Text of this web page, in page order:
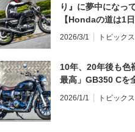
り』に夢中になっ
【Hondaの道は1
インプレ・レビュ
2026/3/1 トピックス
10年、20年後も色
最高」GB350 Cを
2026/1/1 トピックス